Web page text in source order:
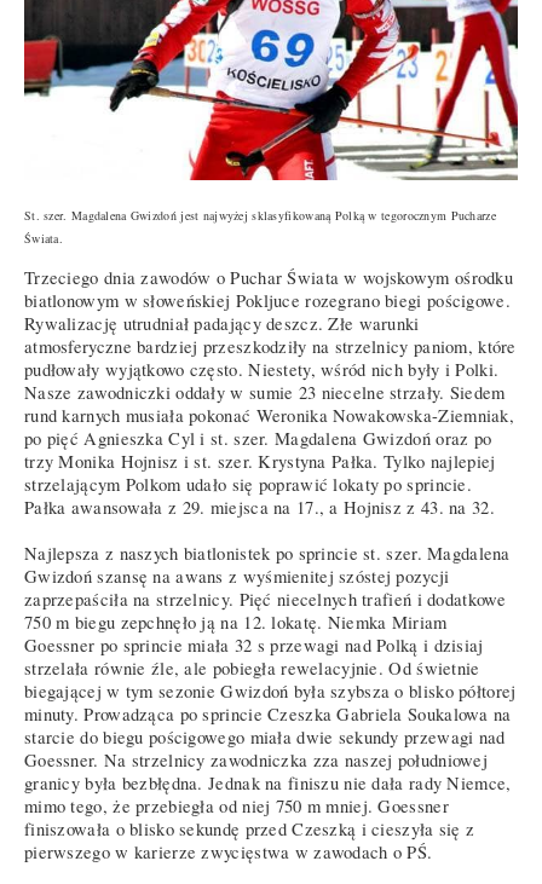
St. szer. Magdalena Gwizdoń jest najwyżej sklasyfikowaną Polką w tegorocznym Pucharze
Świata.
Trzeciego dnia zawodów o Puchar Świata w wojskowym ośrodku
biatlonowym w słoweńskiej Pokljuce rozegrano biegi pościgowe.
Rywalizację utrudniał padający deszcz. Złe warunki
atmosferyczne bardziej przeszkodziły na strzelnicy paniom, które
pudłowały wyjątkowo często. Niestety, wśród nich były i Polki.
Nasze zawodniczki oddały w sumie 23 niecelne strzały. Siedem
rund karnych musiała pokonać Weronika Nowakowska-Ziemniak,
po pięć Agnieszka Cyl i st. szer. Magdalena Gwizdoń oraz po
trzy Monika Hojnisz i st. szer. Krystyna Pałka. Tylko najlepiej
strzelającym Polkom udało się poprawić lokaty po sprincie.
Pałka awansowała z 29. miejsca na 17., a Hojnisz z 43. na 32.
Najlepsza z naszych biatlonistek po sprincie st. szer. Magdalena
Gwizdoń szansę na awans z wyśmienitej szóstej pozycji
zaprzepaściła na strzelnicy. Pięć niecelnych trafień i dodatkowe
750 m biegu zepchnęło ją na 12. lokatę. Niemka Miriam
Goessner po sprincie miała 32 s przewagi nad Polką i dzisiaj
strzelała równie źle, ale pobiegła rewelacyjnie. Od świetnie
biegającej w tym sezonie Gwizdoń była szybsza o blisko półtorej
minuty. Prowadząca po sprincie Czeszka Gabriela Soukalowa na
starcie do biegu pościgowego miała dwie sekundy przewagi nad
Goessner. Na strzelnicy zawodniczka zza naszej południowej
granicy była bezbłędna. Jednak na finiszu nie dała rady Niemce,
mimo tego, że przebiegła od niej 750 m mniej. Goessner
finiszowała o blisko sekundę przed Czeszką i cieszyła się z
pierwszego w karierze zwycięstwa w zawodach o PŚ.